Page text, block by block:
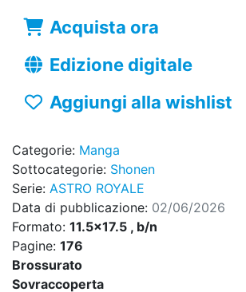
Acquista ora
Edizione digitale
Aggiungi alla wishlist
Categorie: Manga
Sottocategorie: Shonen
Serie: ASTRO ROYALE
Data di pubblicazione: 02/06/2026
Formato: 11.5x17.5 , b/n
Pagine: 176
Brossurato
Sovraccoperta